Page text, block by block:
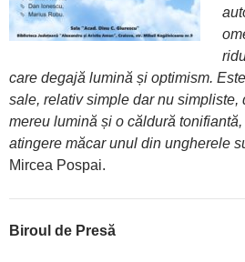
care degajă lumină și optimism.
sale, relativ simple dar nu simpliste,
mereu lumină și o căldură
atingere măcar unul din ungherele
Mircea Pospai.
Biroul de Presă